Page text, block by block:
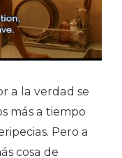
a la verdad se
más a tiempo
Pero a
cosa de